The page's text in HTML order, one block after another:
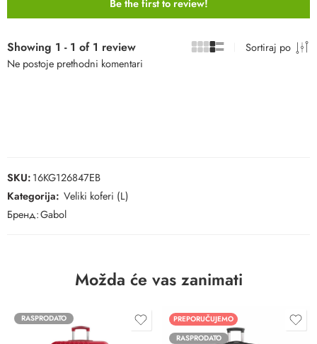
Be the first to review!
Showing 1 - 1 of 1 review
Sortiraj po
Ne postoje prethodni komentari
SKU:16KG126847EB
Kategorija: Veliki koferi (L)
Бренд:Gabol
Možda će vas zanimati
RASPRODATO
PREPORUČUJEMO
RASPRODATO